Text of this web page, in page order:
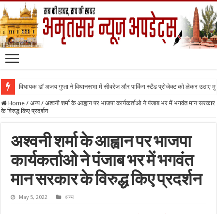
विधायक डॉ अजय गुप्ता ने विधानसभा में सीवरेज और पार्किंग स्टैंड प्रोजेक्ट को लेकर उठाए
Home / अन्य / अश्वनी शर्मा के आह्वान पर भाजपा कार्यकर्ताओ ने पंजाब भर में भगवंत मान सरकार
के विरुद्ध किए प्रदर्शन
अश्वनी शर्मा के आह्वान पर भाजपा
कार्यकर्ताओ ने पंजाब भर में भगवंत
मान सरकार के विरुद्ध किए प्रदर्शन
May 5, 2022 अन्य